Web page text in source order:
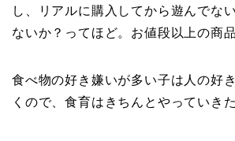
し、リアルに購入してから遊んでな
ないか？ってほど。お値段以上の商
食べ物の好き嫌いが多い子は人の好
くので、食育はきちんとやっていき